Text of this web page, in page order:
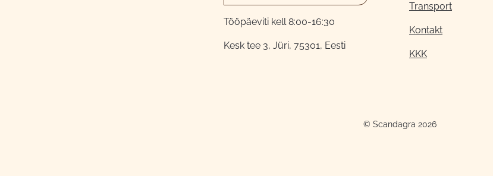
Tööpäeviti kell 8:00-16:30
Kesk tee 3, Jüri, 75301, Eesti
Transport
Kontakt
KKK
© Scandagra 2026